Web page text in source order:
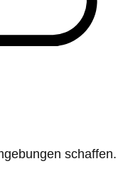
schaffen.